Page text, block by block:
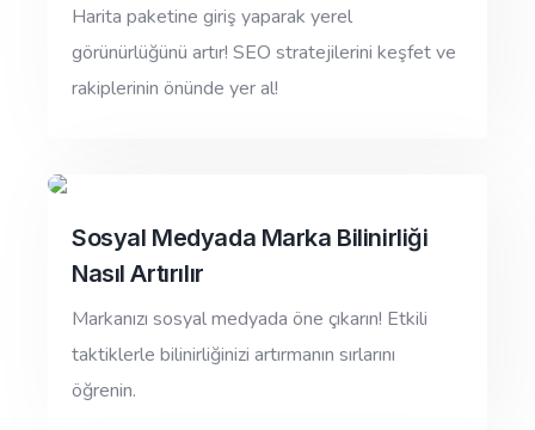
Harita paketine giriş yaparak yerel
görünürlüğünü artır! SEO stratejilerini keşfet ve
rakiplerinin önünde yer al!
Sosyal Medyada Marka Bilinirliği
Nasıl Artırılır
Markanızı sosyal medyada öne çıkarın! Etkili
taktiklerle bilinirliğinizi artırmanın sırlarını
öğrenin.